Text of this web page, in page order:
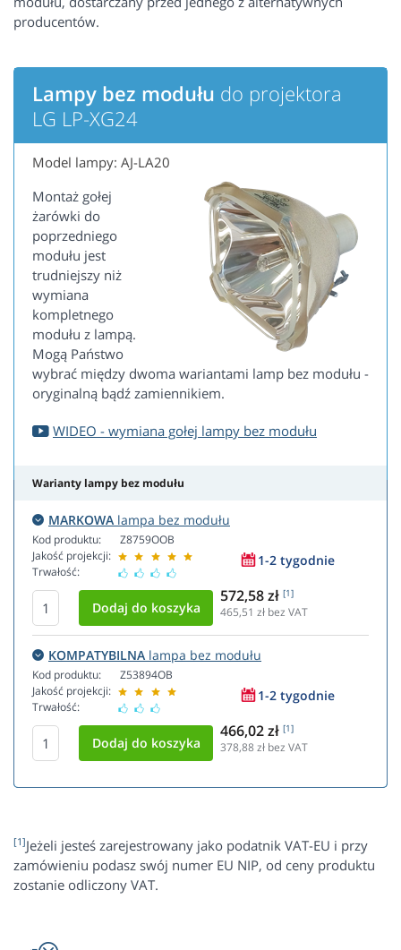
producentów.
Lampy bez modułu do projektora
LG LP-XG24
Model lampy: AJ-LA20
Montaż gołej
żarówki do
poprzedniego
modułu jest
trudniejszy niż
wymiana
kompletnego
modułu z lampą.
Mogą Państwo
wybrać między dwoma wariantami lamp bez modułu -
oryginalną bądź zamiennikiem.
WIDEO - wymiana gołej lampy bez modułu
Warianty lampy bez modułu
MARKOWA lampa bez modułu
Kod produktu:
Jakość projekcji:
Trwałość:
Z8759OOB
1-2 tygodnie
572,58 zł [1]
465,51 zł bez VAT
KOMPATYBILNA lampa bez modułu
Kod produktu:
Jakość projekcji:
Trwałość:
Z53894OB
1-2 tygodnie
466,02 zł [1]
378,88zł bez VAT
[1]Jeżeli jesteś zarejestrowany jako podatnik VAT-EU i przy
zamówieniu podasz swój numer EU NIP, od ceny produktu
zostanie odliczony VAT.